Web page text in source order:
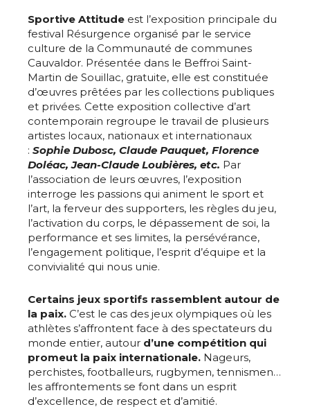
Adresse email*
Prénom
Statut / Organisation
J'accepte les termes et conditions
Adresse email*
Nom
Sportive Attitude est l’exposition principale du
festival Résurgence organisé par le service
culture de la Communauté de communes
Cauvaldor. Présentée dans le Beffroi Saint-
Martin de Souillac, gratuite, elle est constituée
d’œuvres prêtées par les collections publiques
et privées. Cette exposition collective d’art
contemporain regroupe le travail de plusieurs
artistes locaux, nationaux et internationaux
: Sophie Dubosc, Claude Pauquet, Florence
Doléac, Jean-Claude Loubières, etc. Par
l’association de leurs œuvres, l’exposition
interroge les passions qui animent le sport et
l’art, la ferveur des supporters, les règles du jeu,
l’activation du corps, le dépassement de soi, la
performance et ses limites, la persévérance,
l’engagement politique, l’esprit d’équipe et la
convivialité qui nous unie.
Certains jeux sportifs rassemblent autour de
la paix. C’est le cas des jeux olympiques où les
athlètes s’affrontent face à des spectateurs du
monde entier, autour d’une compétition qui
promeut la paix internationale. Nageurs,
perchistes, footballeurs, rugbymen, tennismen…
les affrontements se font dans un esprit
d’excellence, de respect et d’amitié.